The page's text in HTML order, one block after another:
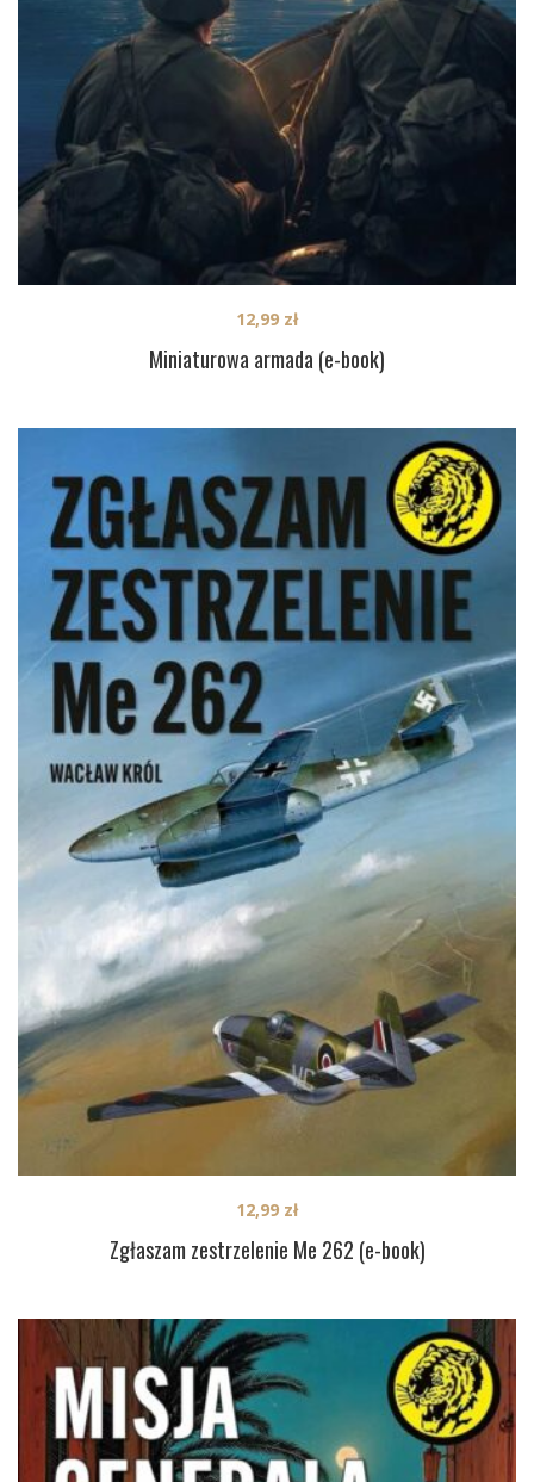
Miniaturowa armada (e-book)
12,99 zł
Zgłaszam zestrzelenie Me 262 (e-book)
12,99 zł